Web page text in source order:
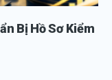
Bị Hồ Sơ Kiểm